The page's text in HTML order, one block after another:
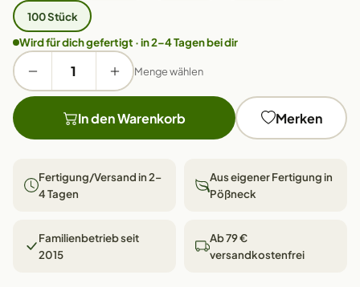
100 Stück
Wird für dich gefertigt · in 2–4 Tagen bei dir
Menge wählen
In den Warenkorb Merken
Fertigung/Versand in 2–
4 Tagen
Aus eigener Fertigung in
Pößneck
Familienbetrieb seit
2015
Ab 79 €
versandkostenfrei